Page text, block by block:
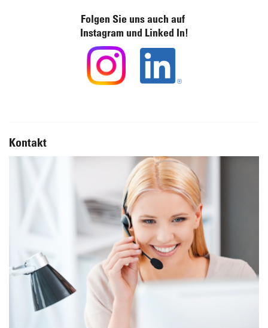
Folgen Sie uns auch auf
Instagram und Linked In!
Kontakt